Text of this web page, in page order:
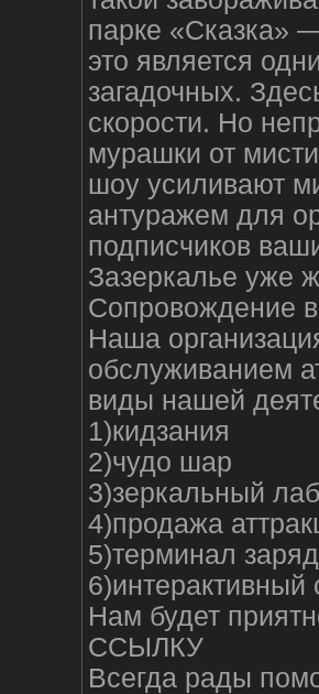
парке «Сказка»
это является
загадочных.
скорости. Но
мурашки от
шоу усиливают
антуражем для
подписчиков
Зазеркалье уже
Сопровождение
Наша
обслуживанием
виды нашей
1)кидзания
2)чудо шар
3)зеркальный
4)продажа
5)терминал
6)интерактивный
Нам будет
ССЫЛКУ
Всегда рады